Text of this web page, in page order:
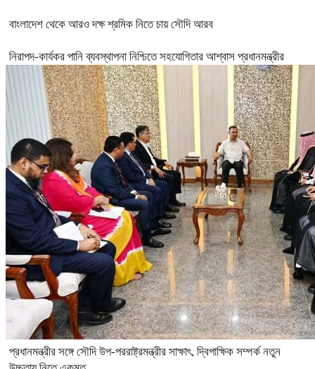
বাংলাদেশ থেকে আরও দক্ষ শ্রমিক নিতে চায় সৌদি আরব
নিরাপদ-কার্যকর পানি ব্যবস্থাপনা নিশ্চিতে সহযোগিতার আশ্বাস প্রধানমন্ত্রীর
প্রধানমন্ত্রীর সঙ্গে সৌদি উপ-পররাষ্ট্রমন্ত্রীর সাক্ষাৎ, দ্বিপাক্ষিক সম্পর্ক নতুন